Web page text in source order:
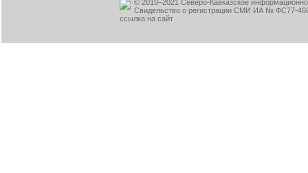
© 2010–2021 Северо-Кавказское
Свидельство о регистрации СМИ ИА № ФС77-
ссылка на сайт